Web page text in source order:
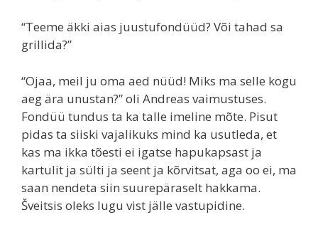
“Teeme äkki aias juustufondüüd? Või tahad sa
grillida?”
“Ojaa, meil ju oma aed nüüd! Miks ma selle kogu
aeg ära unustan?” oli Andreas vaimustuses.
Fondüü tundus ta ka talle imeline mõte. Pisut
pidas ta siiski vajalikuks mind ka usutleda, et
kas ma ikka tõesti ei igatse hapukapsast ja
kartulit ja sülti ja seent ja kõrvitsat, aga oo ei, ma
saan nendeta siin suurepäraselt hakkama.
Šveitsis oleks lugu vist jälle vastupidine.